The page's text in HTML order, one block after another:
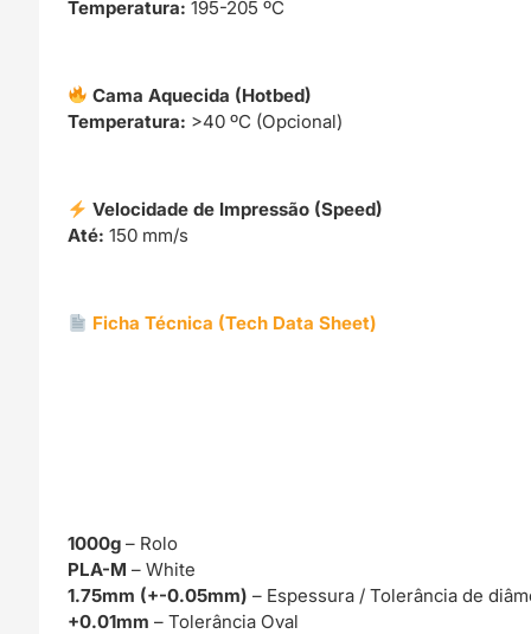
Temperatura: 195-205 ºC
Cama Aquecida (Hotbed)
Temperatura: >40 ºC (Opcional)
Velocidade de Impressão (Speed)
Até: 150 mm/s
Ficha Técnica (Tech Data Sheet)
1000g – Rolo
PLA-M– White
1.75mm (+-0.05mm)– Espessura / Tolerância de
+0.01mm– Tolerância Oval